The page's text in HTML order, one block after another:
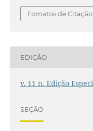
Fomatos de Citação
EDIÇÃO
v. 11 n. Edição
SEÇÃO